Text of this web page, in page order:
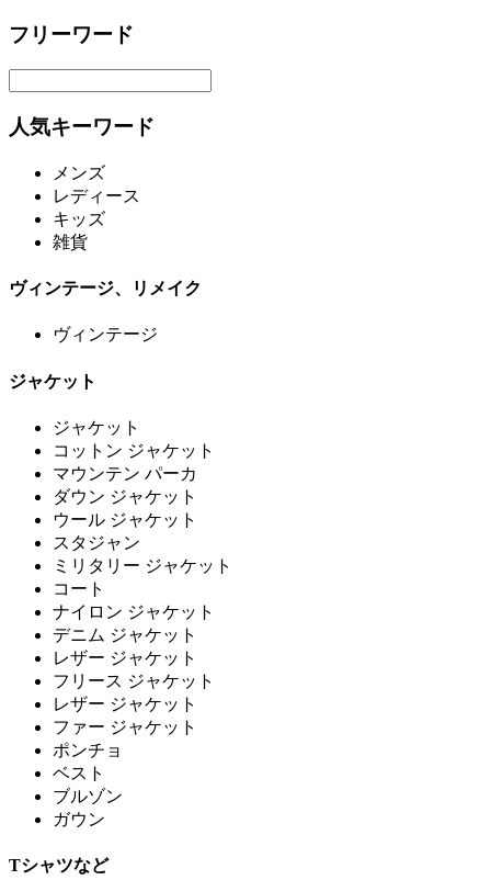
フリーワード
人気キーワード
メンズ
レディース
キッズ
雑貨
ヴィンテージ、リメイク
ヴィンテージ
ジャケット
ジャケット
コットン ジャケット
マウンテン パーカ
ダウン ジャケット
ウール ジャケット
スタジャン
ミリタリー ジャケット
コート
ナイロン ジャケット
デニム ジャケット
レザー ジャケット
フリース ジャケット
レザー ジャケット
ファー ジャケット
ポンチョ
ベスト
ブルゾン
ガウン
Tシャツなど